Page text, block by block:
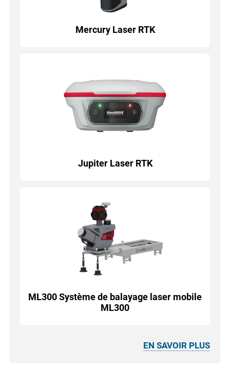
Mercury Laser RTK
Jupiter Laser RTK
ML300 Système de balayage laser mobile
ML300
EN SAVOIR PLUS